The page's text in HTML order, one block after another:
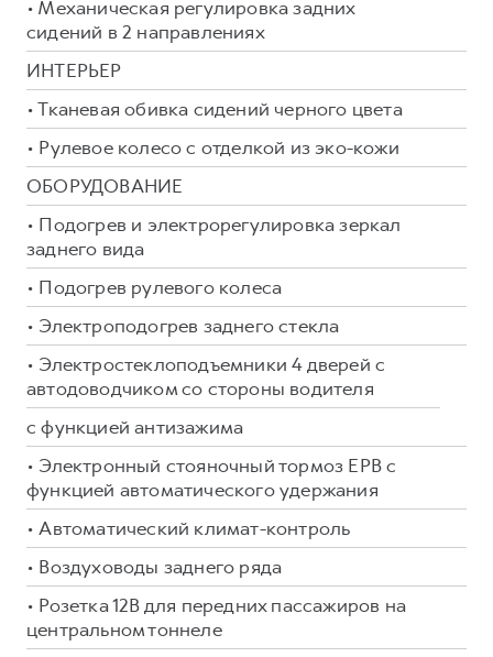
• Механическая регулировка задних
сидений в 2 направлениях
ИНТЕРЬЕР
• Тканевая обивка сидений черного цвета
• Рулевое колесо с отделкой из эко-кожи
ОБОРУДОВАНИЕ
• Подогрев и электрорегулировка зеркал
заднего вида
• Подогрев рулевого колеса
• Электроподогрев заднего стекла
• Электростеклоподъемники 4 дверей с
автодоводчиком со стороны водителя
с функцией антизажима
• Электронный стояночный тормоз EPB с
функцией автоматического удержания
• Автоматический климат-контроль
• Воздуховоды заднего ряда
• Розетка 12В для передних пассажиров на
центральном тоннеле